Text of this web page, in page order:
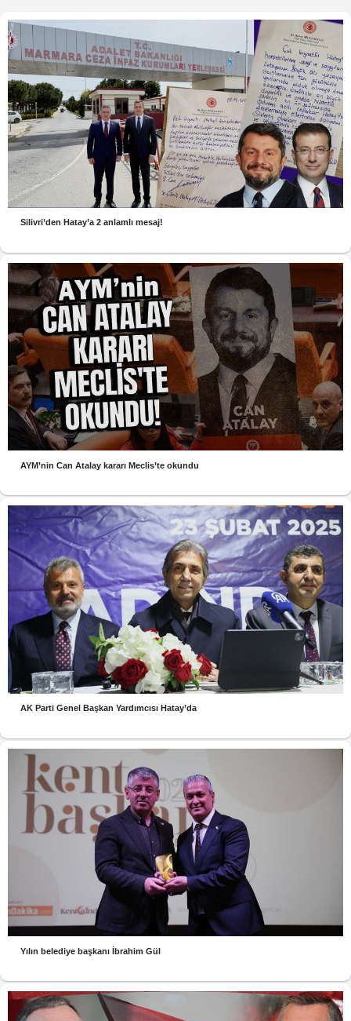
Silivri’den Hatay’a 2 anlamlı mesaj!
AYM’nin Can Atalay kararı Meclis’te okundu
AK Parti Genel Başkan Yardımcısı Hatay’da
Yılın belediye başkanı İbrahim Gül